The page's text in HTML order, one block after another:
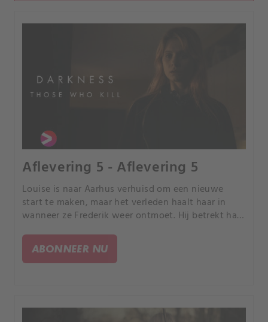
Aflevering 5 - Aflevering 5
Louise is naar Aarhus verhuisd om een nieuwe
start te maken, maar het verleden haalt haar in
wanneer ze Frederik weer ontmoet. Hij betrekt haar
vrouw dood is aangetroffen.
ABONNEER NU